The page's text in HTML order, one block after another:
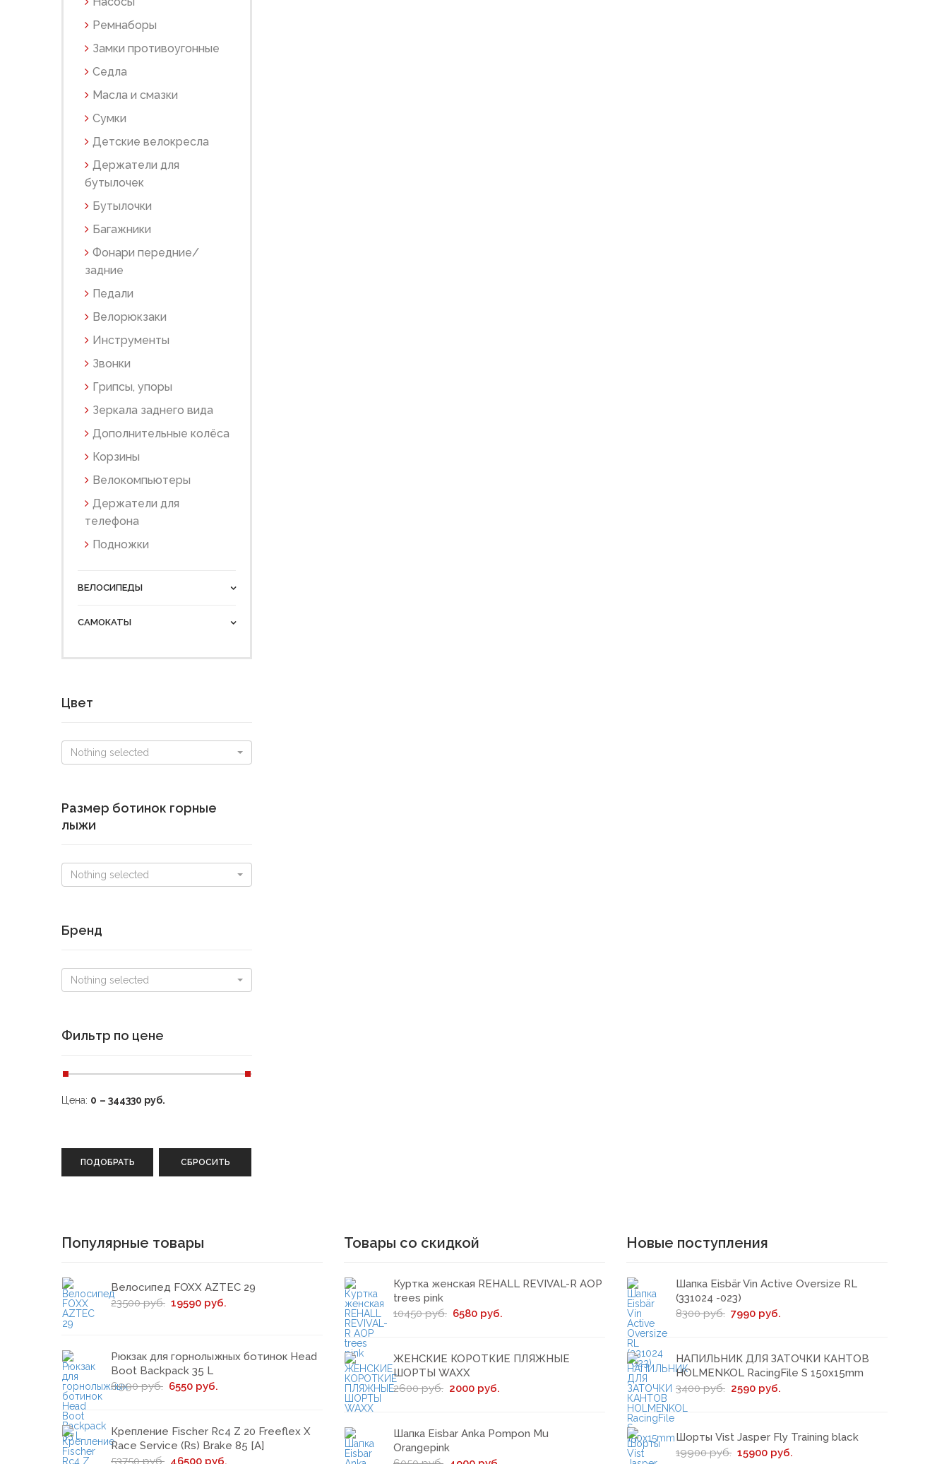
Ремнаборы
Замки противоугонные
Седла
Масла и смазки
Сумки
Детские велокресла
Держатели для
бутылочек
Бутылочки
Багажники
Фонари передние/
задние
Педали
Велорюкзаки
Инструменты
Звонки
Грипсы, упоры
Зеркала заднего вида
Дополнительные колёса
Корзины
Велокомпьютеры
Держатели для
телефона
Подножки
ВЕЛОСИПЕДЫ
САМОКАТЫ
Цвет
Nothing selected
Размер ботинок горные
лыжи
Nothing selected
Бренд
Nothing selected
Фильтр по цене
Цена: 0 – 344330 руб.
ПОДОБРАТЬ СБРОСИТЬ
Популярные товары
Велосипед FOXX AZTEC 29
23500 руб. 19590 руб.
Рюкзак для горнолыжных ботинок Head
Boot Backpack 35 L
6990 руб. 6550 руб.
Крепление Fischer Rc4 Z 20 Freeflex X
Race Service (Rs) Brake 85 [A]
53750 руб. 46500 руб.
Товары со скидкой
Куртка женская REHALL REVIVAL-R AOP
trees pink
10450 руб. 6580 руб.
ЖЕНСКИЕ КОРОТКИЕ ПЛЯЖНЫЕ
ШОРТЫ WAXX
2600 руб. 2000 руб.
Шапка Eisbar Anka Pompon Mu
Orangepink
Новые поступления
Шапка Eisbär Vin Active Oversize RL
(331024 -023)
8300 руб. 7990 руб.
НАПИЛЬНИК ДЛЯ ЗАТОЧКИ КАНТОВ
HOLMENKOL RacingFile S 150x15mm
3400 руб. 2590 руб.
Шорты Vist Jasper Fly Training black
19900 руб. 15900 руб.